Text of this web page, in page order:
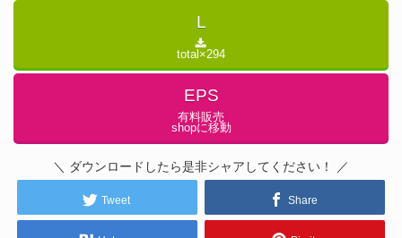
L
total×294
EPS
有料販売
shopに移動
＼ ダウンロードしたら是非シャアしてください！ ／
Tweet Share